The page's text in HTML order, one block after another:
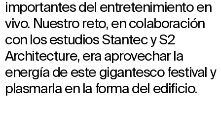
importantes del entretenimiento en
vivo. Nuestro reto, en colaboración
con los estudios Stantec y S2
Architecture, era aprovechar la
energía de este gigantesco festival y
plasmarla en la forma del edificio.